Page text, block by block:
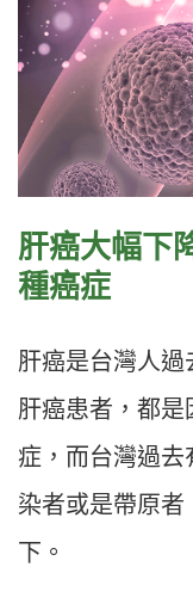
肝癌大幅下
種癌症
肝癌是台灣人
肝癌患者，都
症，而台灣過去
染者或是帶原
下。